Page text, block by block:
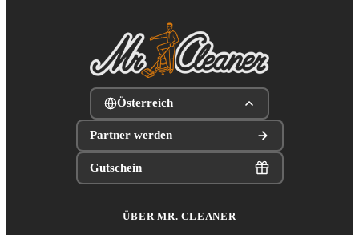
Österreich
Partner werden
Gutschein
ÜBER MR. CLEANER